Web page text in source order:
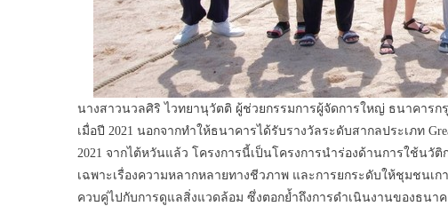
นางสาวนวลศิริ ไวทยานุวัตติ ผู้ช่วยกรรมการผู้จัดการใหญ่ ธนาคารกรุ
เมื่อปี 2021 นอกจากทำให้ธนาคารได้รับรางวัลระดับสากลประเภท
2021 จากไต้หวันแล้ว โครงการนี้เป็นโครงการนำร่องด้านการใช้น
เฉพาะเรื่องความหลากหลายทางชีวภาพ และการยกระดับให้ชุมช
ควบคู่ไปกับการดูแลสิ่งแวดล้อม ซึ่งตอกย้ำถึงการดำเนินงานของธน